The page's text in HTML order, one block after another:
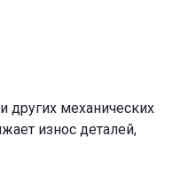
других механических
износ деталей,